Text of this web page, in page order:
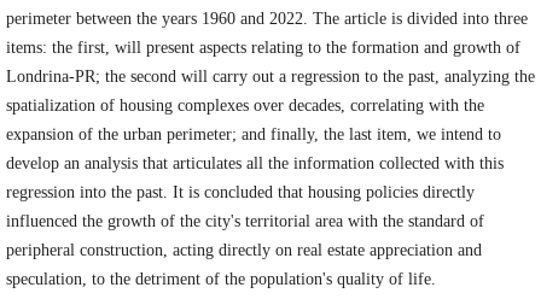
perimeter between the years 1960 and 2022. The article is divided into three
items: the first, will present aspects relating to the formation and growth of
Londrina-PR; the second will carry out a regression to the past, analyzing the
spatialization of housing complexes over decades, correlating with the
expansion of the urban perimeter; and finally, the last item, we intend to
develop an analysis that articulates all the information collected with this
regression into the past. It is concluded that housing policies directly
influenced the growth of the city's territorial area with the standard of
peripheral construction, acting directly on real estate appreciation and
speculation, to the detriment of the population's quality of life.